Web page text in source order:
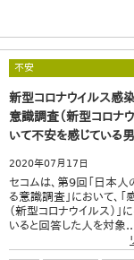
不安
新型コロナウイルス感
意識調査（新型コロナ
いて不安を感じている
2020年07月17日
セコムは、第9回「日本
る意識調査」において、
（新型コロナウイルス）」
いると回答した人を対象